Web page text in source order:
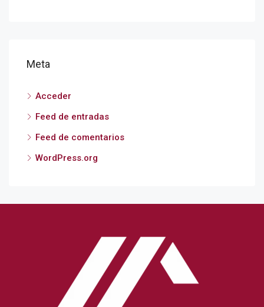
Meta
Acceder
Feed de entradas
Feed de comentarios
WordPress.org